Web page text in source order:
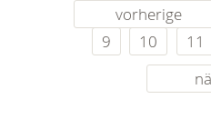
vorherige
9
10 11